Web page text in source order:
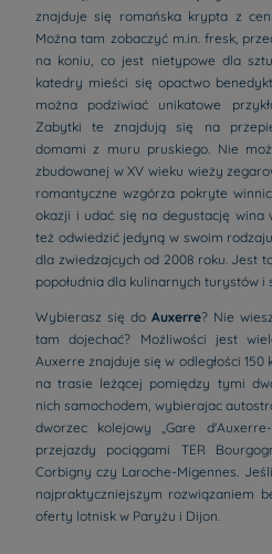
znajduje się romańska krypta z
Można tam zobaczyć m.in. fresk,
na koniu, co jest nietypowe dla
katedry mieści się opactwo
można podziwiać unikatowe
Zabytki te znajdują się na
domami z muru pruskiego. Nie
zbudowanej w XV wieku wieży
romantyczne wzgórza pokryte
okazji i udać się na degustację wina
też odwiedzić jedyną w swoim
dla zwiedzajcych od 2008 roku. Jest
popołudnia dla kulinarnych turystów i
Wybierasz się do Auxerre? Nie
tam dojechać? Możliwości jest
Auxerre znajduje się w odległości 150
na trasie leżącej pomiędzy tymi
nich samochodem, wybierajac
dworzec kolejowy „Gare
przejazdy pociągami TER
Corbigny czy Laroche-Migennes.
najpraktyczniejszym rozwiązaniem
oferty lotnisk w Paryżu i Dijon.